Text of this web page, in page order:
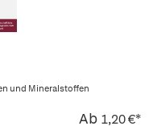
und Mineralstoffen
Ab 1,20 €*